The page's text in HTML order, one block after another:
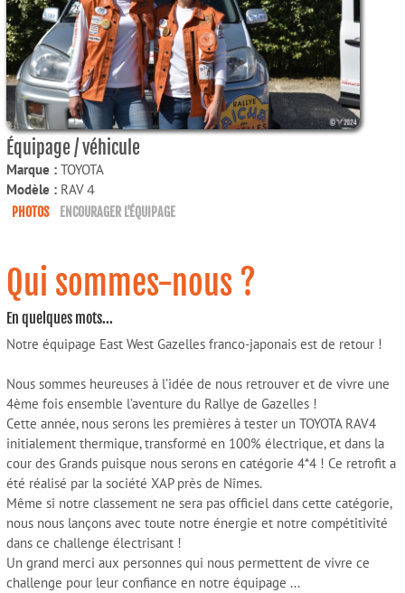
Équipage / véhicule
Marque : TOYOTA
Modèle : RAV４
PHOTOS ENCOURAGER L'ÉQUIPAGE
Qui sommes-nous ?
En quelques mots...
Notre équipage East West Gazelles franco-japonais est de retour !
Nous sommes heureuses à l’idée de nous retrouver et de vivre une
4ème fois ensemble l’aventure du Rallye de Gazelles !
Cette année, nous serons les premières à tester un TOYOTA RAV4
initialement thermique, transformé en 100% électrique, et dans la
cour des Grands puisque nous serons en catégorie 4*4 ! Ce retrofit a
été réalisé par la société XAP près de Nîmes.
Même si notre classement ne sera pas officiel dans cette catégorie,
nous nous lançons avec toute notre énergie et notre compétitivité
dans ce challenge électrisant !
Un grand merci aux personnes qui nous permettent de vivre ce
challenge pour leur confiance en notre équipage ...